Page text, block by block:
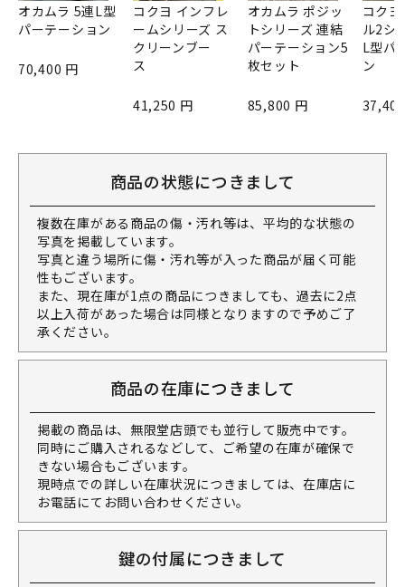
オカムラ 5連L型
パーテーション
70,400 円
コクヨ インフレ
ームシリーズ ス
クリーンブー
ス
41,250 円
オカムラ ポジッ
トシリーズ 連結
パーテーション5
枚セット
85,800 円
コク
ル2シ
L型パ
ン
商品の状態につきまして
複数在庫がある商品の傷・汚れ等は、平均的な状態の
写真を掲載しています。
写真と違う場所に傷・汚れ等が入った商品が届く可能
性もございます。
また、現在庫が1点の商品につきましても、過去に2点
以上入荷があった場合は同様となりますので予めご了
承ください。
商品の在庫につきまして
掲載の商品は、無限堂店頭でも並行して販売中です。
同時にご購入されるなどして、ご希望の在庫が確保で
きない場合もございます。
現時点での詳しい在庫状況につきましては、在庫店に
お電話にてお問い合わせください。
鍵の付属につきまして